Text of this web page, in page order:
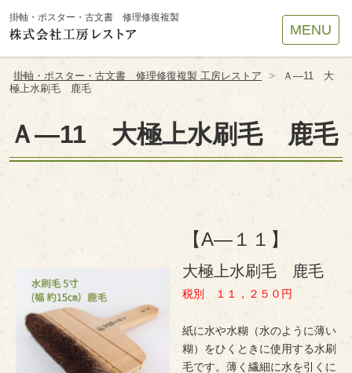
掛軸・ポスター・古文書 修理修復複製
MENU
掛軸・ポスター・古文書 修理修復複製 工房レストア >
Ａ―11 大
極上水刷毛 鹿毛
Ａ―11 大極上水刷毛 鹿毛
【A―１１】
大極上水刷毛 鹿毛
税別 １１，２５０円
紙に水や水糊（水のように薄い
糊）をひくときに使用する水刷
毛です。薄く繊細に水を引くに
Site
Footer